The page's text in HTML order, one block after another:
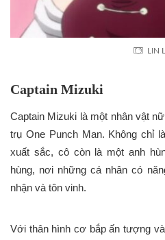
LIN
Captain Mizuki
Captain Mizuki là một nhân vật
trụ One Punch Man. Không chỉ
xuất sắc, cô còn là một anh
hùng, nơi những cá nhân có
nhận và tôn vinh.
Với thân hình cơ bắp ấn tượng